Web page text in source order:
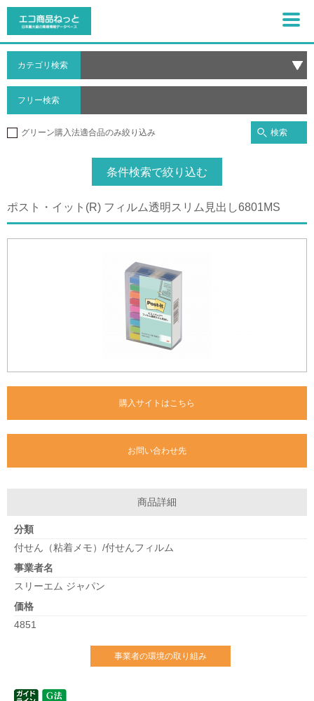
カテゴリ検索
フリー検索
グリーン購入法適合品のみ絞り込み 検索
条件検索で絞り込む
ポスト・イット(R) フィルム透明スリム見出し6801MS
購入サイトはこちら
お問い合わせ先
商品詳細
分類
付せん（粘着メモ）/付せんフィルム
事業者名
スリーエム ジャパン
価格
4851
事業者の環境の取り組み